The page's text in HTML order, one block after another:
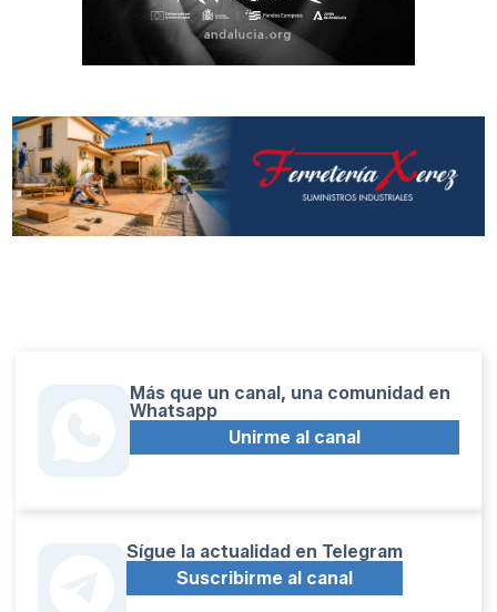
Más que un canal, una comunidad en
Whatsapp
Unirme al canal
Sígue la actualidad en Telegram
Suscribirme al canal